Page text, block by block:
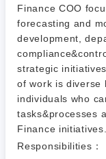
Finance COO
forecasting and
development,
strategic
of work is diverse
individuals who
tasks&processes
Finance initiatives.
Responsibilities：
ご希望
経営企
画・事業
企画
経営ボー
ご希望
経営企画・事
経営ボード
ご希望
商社・卸
エネルギ
ご希望の
北海道・
北海道
ご希